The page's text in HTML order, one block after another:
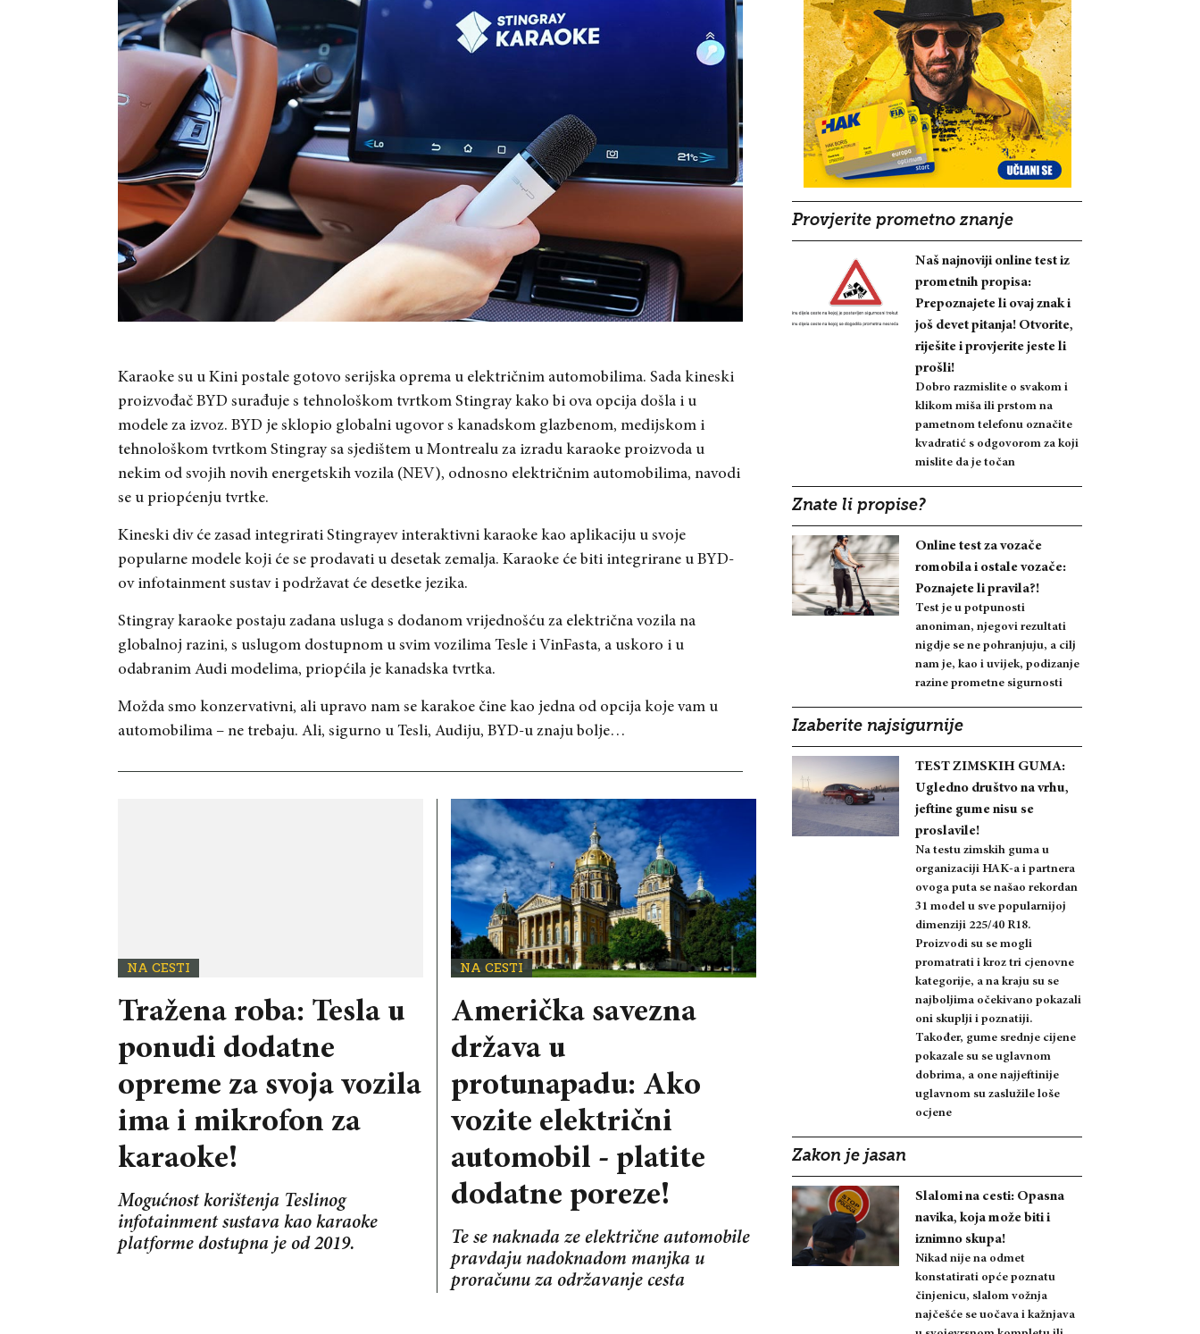
Karaoke su u Kini postale gotovo serijska oprema u električnim automobilima. Sada kineski
proizvođač BYD surađuje s tehnološkom tvrtkom Stingray kako bi ova opcija došla i u
modele za izvoz. BYD je sklopio globalni ugovor s kanadskom glazbenom, medijskom i
tehnološkom tvrtkom Stingray sa sjedištem u Montrealu za izradu karaoke proizvoda u
nekim od svojih novih energetskih vozila (NEV), odnosno električnim automobilima, navodi
se u priopćenju tvrtke.
Kineski div će zasad integrirati Stingrayev interaktivni karaoke kao aplikaciju u svoje
popularne modele koji će se prodavati u desetak zemalja. Karaoke će biti integrirane u BYD-
ov infotainment sustav i podržavat će desetke jezika.
Stingray karaoke postaju zadana usluga s dodanom vrijednošću za električna vozila na
globalnoj razini, s uslugom dostupnom u svim vozilima Tesle i VinFasta, a uskoro i u
odabranim Audi modelima, priopćila je kanadska tvrtka.
Možda smo konzervativni, ali upravo nam se karakoe čine kao jedna od opcija koje vam u
automobilima – ne trebaju. Ali, sigurno u Tesli, Audiju, BYD-u znaju bolje…
NA CESTI
Tražena roba: Tesla u
ponudi dodatne
opreme za svoja vozila
ima i mikrofon za
karaoke!
Mogućnost korištenja Teslinog
infotainment sustava kao karaoke
platforme dostupna je od 2019.
NA CESTI
Američka savezna
država u
protunapadu: Ako
vozite električni
automobil - platite
dodatne poreze!
Te se naknada ze električne automobile
pravdaju nadoknadom manjka u
proračunu za održavanje cesta
Provjerite prometno znanje
Naš najnoviji online test iz
prometnih propisa:
Prepoznajete li ovaj znak i
još devet pitanja! Otvorite,
riješite i provjerite jeste li
prošli!
Dobro razmislite o svakom i
klikom miša ili prstom na
pametnom telefonu označite
kvadratić s odgovorom za koji
mislite da je točan
Znate li propise?
Online test za vozače
romobila i ostale vozače:
Poznajete li pravila?!
Test je u potpunosti
anoniman, njegovi rezultati
nigdje se ne pohranjuju, a cilj
nam je, kao i uvijek, podizanje
razine prometne sigurnosti
Izaberite najsigurnije
TEST ZIMSKIH GUMA:
Ugledno društvo na vrhu,
jeftine gume nisu se
proslavile!
Na testu zimskih guma u
organizaciji HAK-a i partnera
ovoga puta se našao rekordan
31 model u sve popularnijoj
dimenziji 225/40 R18.
Proizvodi su se mogli
promatrati i kroz tri cjenovne
kategorije, a na kraju su se
najboljima očekivano pokazali
oni skuplji i poznatiji.
Također, gume srednje cijene
pokazale su se uglavnom
dobrima, a one najjeftinije
uglavnom su zaslužile loše
ocjene
Zakon je jasan
Slalomi na cesti: Opasna
navika, koja može biti i
iznimno skupa!
Nikad nije na odmet
konstatirati opće poznatu
činjenicu, slalom vožnja
najčešće se uočava i kažnjava